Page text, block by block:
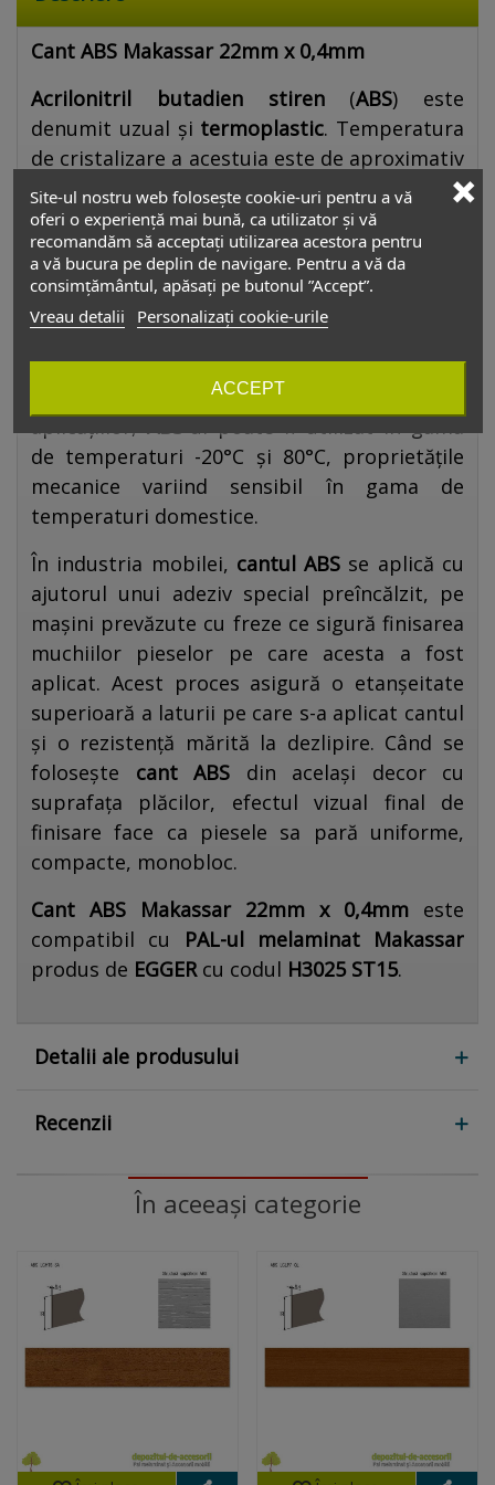
Cant ABS Makassar 22mm x 0,4mm
Acrilonitril butadien stiren(ABS) este
denumit uzual și termoplastic. Temperatura
de cristalizare a acestuia este de aproximativ
105 °C. Fiind o structură amorfă, nu are un
punct precis de topire. ABS-ul este un
termopolimer realizat din polimerizarea
styrenului și acrilonitrilului în prezența of
polibutadienei. Rezultatul este un polimer cu
proprietăți fizice superioare PVC-ului.
Stirenul oferă plasticului strălucire și
impermeabilitate. Pentru majoritatea
aplicațiilor,ABS-ul poate fi utilizat în gama
de temperaturi -20°C și 80°C, proprietățile
mecanice variind sensibil în gama de
temperaturi domestice.
În industria mobilei, cantul ABS se aplică cu
ajutorul unui adeziv special preîncălzit, pe
mașini prevăzute cu freze ce sigură finisarea
muchiilor pieselor pe care acesta a fost
aplicat. Acest proces asigură o etanșeitate
superioară a laturii pe care s-a aplicat cantul
și o rezistență mărită la dezlipire. Când se
folosește cant ABS din același decor cu
suprafața plăcilor, efectul vizual final de
finisare face ca piesele sa pară uniforme,
compacte, monobloc.
Cant ABS Makassar 22mm x 0,4mm este
compatibil cu
PAL-ul melaminat Makassar
produs de EGGERcu codul H3025 ST15.
Detalii ale produsului
Recenzii
În aceeași categorie
Site-ul nostru web folosește cookie-uri pentru a vă
oferi o experiență mai bună, ca utilizator și vă
recomandăm să acceptați utilizarea acestora pentru
a vă bucura pe deplin de navigare. Pentru a vă da
consimțământul, apăsați pe butonul ”Accept”.
Vreau detalii
Personalizați cookie-urile
ACCEPT